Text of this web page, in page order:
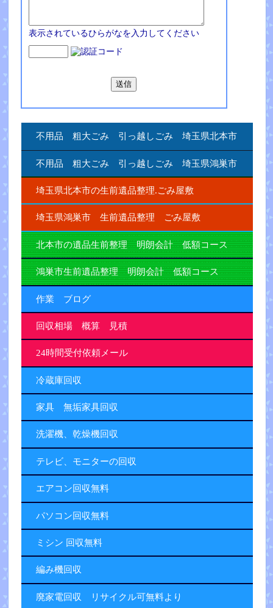
表示されているひらがなを入力してください
不用品 粗大ごみ 引っ越しごみ 埼玉県北本市
不用品 粗大ごみ 引っ越しごみ 埼玉県鴻巣市
埼玉県北本市の生前遺品整理.ごみ屋敷
埼玉県鴻巣市 生前遺品整理 ごみ屋敷
北本市の遺品生前整理 明朗会計 低額コース
鴻巣市生前遺品整理 明朗会計 低額コース
作業 ブログ
回収相場 概算 見積
24時間受付依頼メール
冷蔵庫回収
家具 無垢家具回収
洗濯機、乾燥機回収
テレビ、モニターの回収
エアコン回収無料
パソコン回収無料
ミシン 回収無料
編み機回収
廃家電回収 リサイクル可無料より